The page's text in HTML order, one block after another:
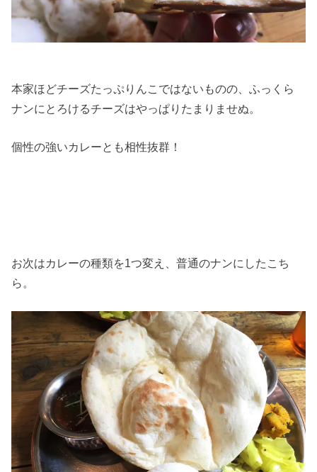
本家ほどチーズたっぷりんこではないものの、ふっくら
ナンにとろけるチーズはやっぱりたまりませぬ。
個性の強いカレーとも相性抜群！
お次はカレーの種類を1つ変え、普通のナンにしたこち
ら。